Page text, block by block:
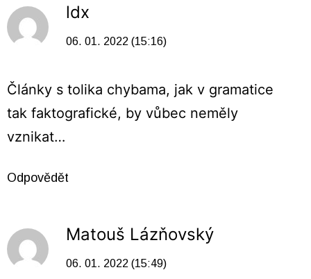
ldx
06. 01. 2022 (15:16)
Články s tolika chybama, jak v gramatice
tak faktografické, by vůbec neměly
vznikat…
Odpovědět
Matouš Lázňovský
06. 01. 2022 (15:49)